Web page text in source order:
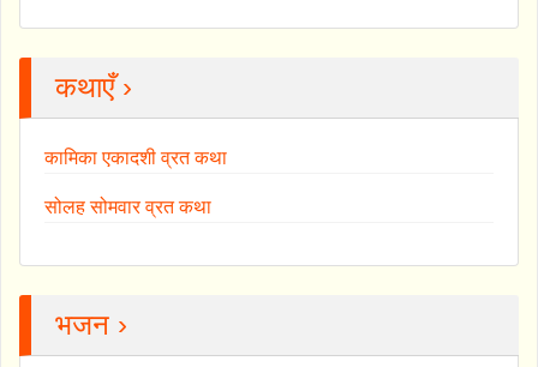
कथाएँ ›
कामिका एकादशी व्रत कथा
सोलह सोमवार व्रत कथा
भजन ›